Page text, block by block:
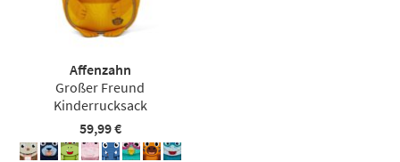
Affenzahn
Großer Freund
Kinderrucksack
59,99 €